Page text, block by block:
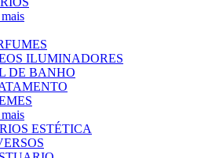
ILUMINADORES
DE BANHO
ESTÉTICA